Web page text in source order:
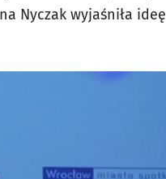
Nyczak wyjaśniła